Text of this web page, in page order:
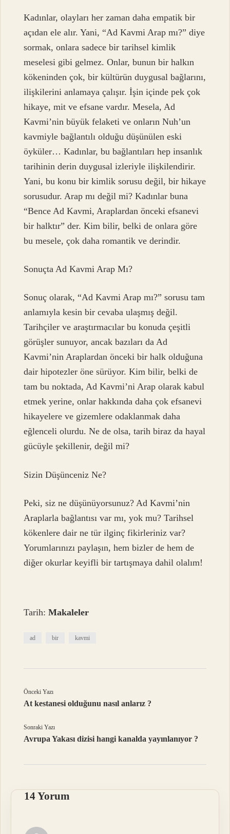
Kadınlar, olayları her zaman daha empatik bir
açıdan ele alır. Yani, “Ad Kavmi Arap mı?” diye
sormak, onlara sadece bir tarihsel kimlik
meselesi gibi gelmez. Onlar, bunun bir halkın
kökeninden çok, bir kültürün duygusal bağlarını,
ilişkilerini anlamaya çalışır. İşin içinde pek çok
hikaye, mit ve efsane vardır. Mesela, Ad
Kavmi’nin büyük felaketi ve onların Nuh’un
kavmiyle bağlantılı olduğu düşünülen eski
öyküler… Kadınlar, bu bağlantıları hep insanlık
tarihinin derin duygusal izleriyle ilişkilendirir.
Yani, bu konu bir kimlik sorusu değil, bir hikaye
sorusudur. Arap mı değil mi? Kadınlar buna
“Bence Ad Kavmi, Araplardan önceki efsanevi
bir halktır” der. Kim bilir, belki de onlara göre
bu mesele, çok daha romantik ve derindir.
Sonuçta Ad Kavmi Arap Mı?
Sonuç olarak, “Ad Kavmi Arap mı?” sorusu tam
anlamıyla kesin bir cevaba ulaşmış değil.
Tarihçiler ve araştırmacılar bu konuda çeşitli
görüşler sunuyor, ancak bazıları da Ad
Kavmi’nin Araplardan önceki bir halk olduğuna
dair hipotezler öne sürüyor. Kim bilir, belki de
tam bu noktada, Ad Kavmi’ni Arap olarak kabul
etmek yerine, onlar hakkında daha çok efsanevi
hikayelere ve gizemlere odaklanmak daha
eğlenceli olurdu. Ne de olsa, tarih biraz da hayal
gücüyle şekillenir, değil mi?
Sizin Düşünceniz Ne?
Peki, siz ne düşünüyorsunuz? Ad Kavmi’nin
Araplarla bağlantısı var mı, yok mu? Tarihsel
kökenlere dair ne tür ilginç fikirleriniz var?
Yorumlarınızı paylaşın, hem bizler de hem de
diğer okurlar keyifli bir tartışmaya dahil olalım!
Tarih:Makaleler
ad bir kavmi
Önceki Yazı
At kestanesi olduğunu nasıl anlarız ?
Sonraki Yazı
Avrupa Yakası dizisi hangi kanalda yayınlanıyor ?
14 Yorum